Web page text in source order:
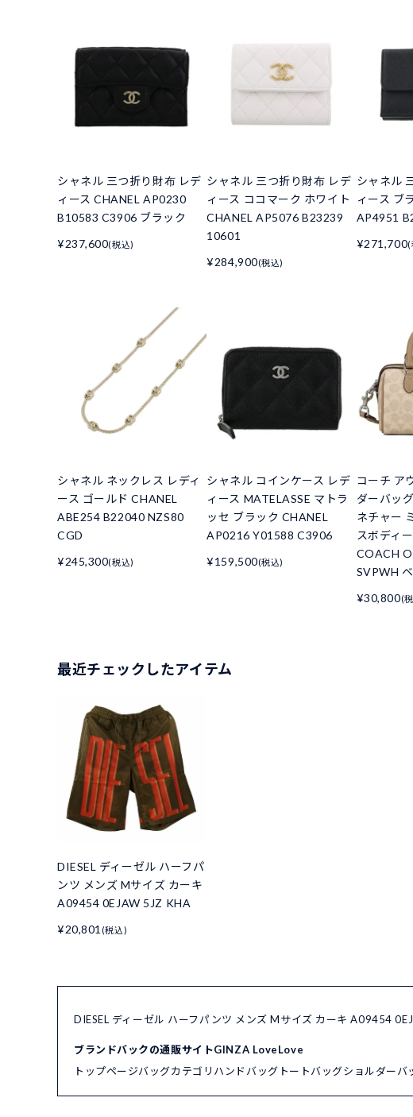
シャネル 三つ折り財布 レデ
ィース CHANEL AP0230
B10583 C3906 ブラック
¥237,600(税込)
シャネル 三つ折り財布 レデ
ィース ココマーク ホワイト
CHANEL AP5076 B23239
10601
¥284,900(税込)
シャネル
ィース ブ
AP4951
¥271,700(
シャネル ネックレス レディ
ース ゴールド CHANEL
ABE254 B22040 NZS80
CGD
¥245,300(税込)
シャネル コインケース レデ
ィース MATELASSE マトラ
ッセ ブラック CHANEL
AP0216 Y01588 C3906
¥159,500(税込)
コーチ ア
ダーバッ
ネチャー
スボディ
COACH
SVPWH
¥30,800(
最近チェックしたアイテム
DIESEL ディーゼル ハーフパ
ンツ メンズ Mサイズ カーキ
A09454 0EJAW 5JZ KHA
¥20,801 (税込)
DIESEL ディーゼル ハーフパンツ メンズ Mサイズ カーキ A09454
ブランドバックの通販サイトGINZA LoveLove
トップページバッグカテゴリ ハンドバッグ トートバッグショルダーバ